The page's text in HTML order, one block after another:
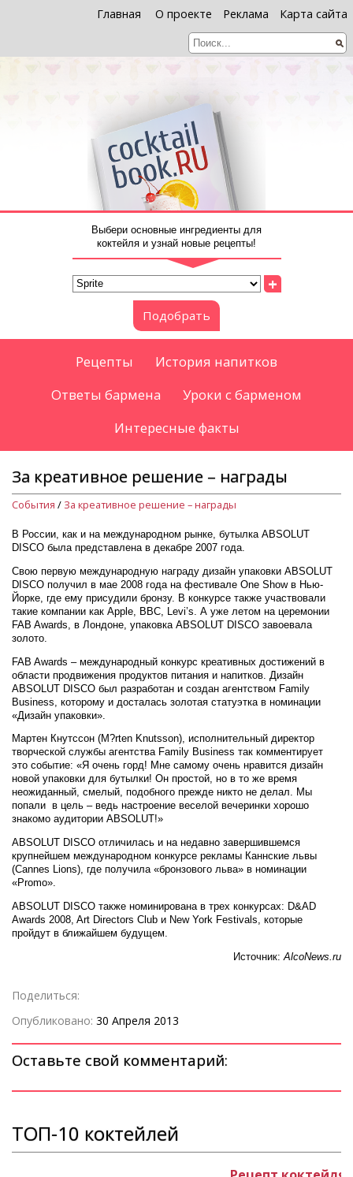
Главная О проекте Реклама Карта сайта
Выбери основные ингредиенты для
коктейля и узнай новые рецепты!
+
Подобрать
Рецепты
История напитков
Ответы бармена
Уроки с барменом
Интересные факты
За креативное решение – награды
События / За креативное решение – награды
В России, как и на международном рынке, бутылка ABSOLUT
DISCO была представлена в декабре 2007 года.
Свою первую международную награду дизайн упаковки ABSOLUT
DISCO получил в мае 2008 года на фестивале One Show в Нью-
Йорке, где ему присудили бронзу. В конкурсе также участвовали
такие компании как Apple, BBC, Levi’s. А уже летом на церемонии
FAB Awards, в Лондоне, упаковка ABSOLUT DISCO завоевала
золото.
FAB Awards – международный конкурс креативных достижений в
области продвижения продуктов питания и напитков. Дизайн
ABSOLUT DISCO был разработан и создан агентством Family
Business, которому и досталась золотая статуэтка в номинации
«Дизайн упаковки».
Мартен Кнутссон (M?rten Knutsson), исполнительный директор
творческой службы агентства Family Business так комментирует
это событие: «Я очень горд! Мне самому очень нравится дизайн
новой упаковки для бутылки! Он простой, но в то же время
неожиданный, смелый, подобного прежде никто не делал. Мы
попали в цель – ведь настроение веселой вечеринки хорошо
знакомо аудитории ABSOLUT!»
ABSOLUT DISCO отличилась и на недавно завершившемся
крупнейшем международном конкурсе рекламы Каннские львы
(Cannes Lions), где получила «бронзового льва» в номинации
«Promo».
ABSOLUT DISCO также номинирована в трех конкурсах: D&AD
Awards 2008, Art Directors Club и New York Festivals, которые
пройдут в ближайшем будущем.
Источник: AlcoNews.ru
Поделиться:
Опубликовано: 30 Апреля 2013
Оставьте свой комментарий:
ТОП-10 коктейлей